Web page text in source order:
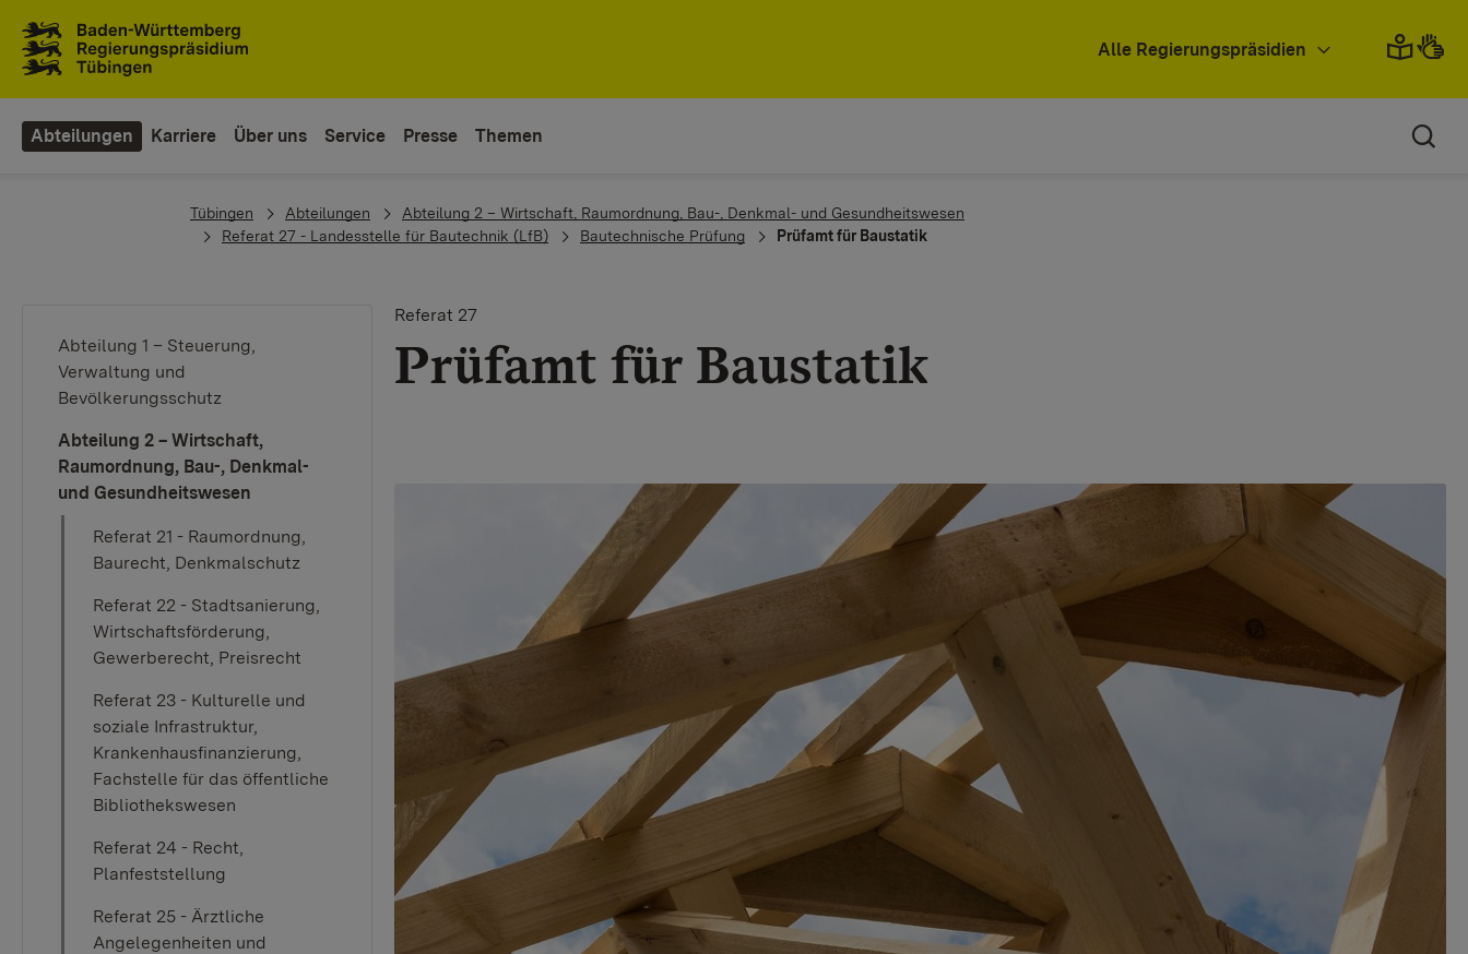
Alle Regierungspräsidien
Abteilungen Karriere Über uns Service Presse Themen
You are here:
Tübingen Abteilungen
Abteilung 2 – Wirtschaft, Raumordnung, Bau-, Denkmal- und Gesundheitswesen
Referat 27 - Landesstelle für Bautechnik (LfB)
Bautechnische Prüfung Prüfamt für Baustatik
Abteilung 1 – Steuerung,
Verwaltung und
Bevölkerungsschutz
Abteilung 2 – Wirtschaft,
Raumordnung, Bau-, Denkmal-
und Gesundheitswesen
Referat 21 - Raumordnung,
Baurecht, Denkmalschutz
Referat 22 - Stadtsanierung,
Wirtschaftsförderung,
Gewerberecht, Preisrecht
Referat 23 - Kulturelle und
soziale Infrastruktur,
Krankenhausfinanzierung,
Fachstelle für das öffentliche
Bibliothekswesen
Referat 24 - Recht,
Planfeststellung
Referat 25 - Ärztliche
Angelegenheiten und
Referat 27
Prüfamt für Baustatik